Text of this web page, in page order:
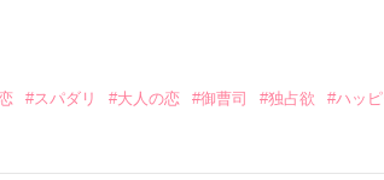
#スパダリ #大人の恋 #御曹司 #独占欲 #ハッ